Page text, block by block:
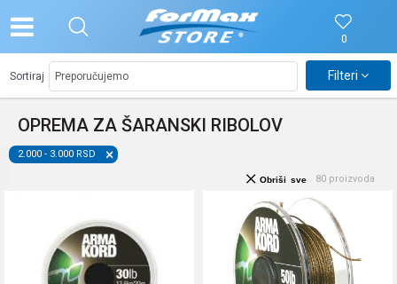
0
OPREMA ZA ŠARANSKI RIBOLOV
Sortiraj Filteri
2.000 - 3.000 RSD
80 proizvoda
Obriši sve